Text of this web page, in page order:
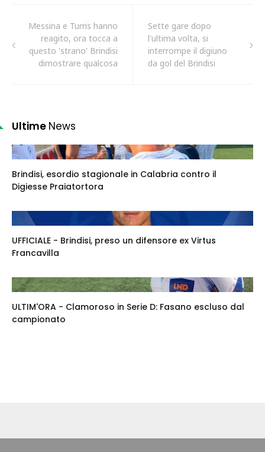
Messina e Turris hanno
reagito, ora tocca a
questo 'strano' Brindisi
dimostrare qualcosa
Sette gare dopo
l'ultima volta, si
interrompe il digiuno
da gol del Brindisi
Ultime News
Brindisi, esordio stagionale in Calabria contro il
Digiesse Praiatortora
UFFICIALE - Brindisi, preso un difensore ex Virtus
Francavilla
ULTIM'ORA - Clamoroso in Serie D: Fasano escluso dal
campionato